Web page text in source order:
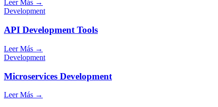
Leer Más →
Development
API Development Tools
Leer Más →
Development
Microservices Development
Leer Más →